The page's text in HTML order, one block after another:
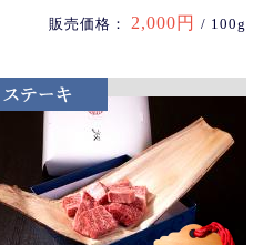
販売価格： 2,000円 / 100g